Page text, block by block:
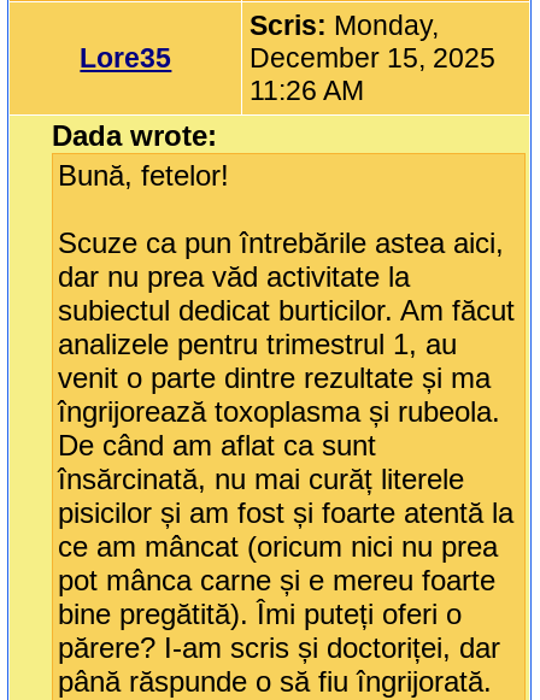
Lore35
Scris: Monday,
December 15, 2025
11:26 AM
Dada wrote:
Bună, fetelor!
Scuze ca pun întrebările astea aici,
dar nu prea văd activitate la
subiectul dedicat burticilor. Am făcut
analizele pentru trimestrul 1, au
venit o parte dintre rezultate și ma
îngrijorează toxoplasma și rubeola.
De când am aflat ca sunt
însărcinată, nu mai curăț literele
pisicilor și am fost și foarte atentă la
ce am mâncat (oricum nici nu prea
pot mânca carne și e mereu foarte
bine pregătită). Îmi puteți oferi o
părere? I-am scris și doctoriței, dar
până răspunde o să fiu îngrijorată.